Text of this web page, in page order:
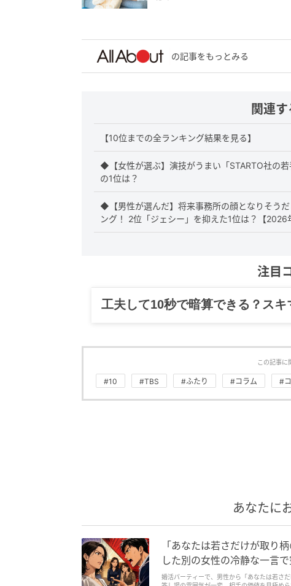
の記事をもっとみる
関連
【10位までの全ランキング結果を見る】
◆【女性が選ぶ】演技がうまい「STARTO社の
の1位は？
◆【男性が選んだ】将来事務所の顔となりそう
ング！ 2位「ジェシー」を抑えた1位は？【2026
注目
グルメ、ギャグ、子育て、旅行
この記事に
#10 #TBS #ふたり #コラム #
あなたに
「あなたは若さだけが取り
した別の女性の冷静な一言
婚活パーティーで、男性から「あなたは若さ